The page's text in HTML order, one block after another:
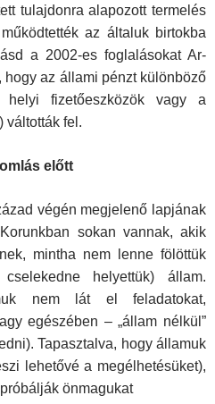
tulajdonra alapozott termelés
az általuk birtokba
a 2002-es foglalásokat Ar­
hogy az állami pénzt különböző
helyi fizetőeszközök vagy a
váltották fel.
előtt
végén megjelenő lapjának
sokan vannak, akik
mintha nem lenne fölöttük
helyettük) állam.
nem lát el feladatokat,
egészében – „állam nélkül”
Tapasztalva, hogy államuk
lehetővé a megélhetésüket),
önmagukat